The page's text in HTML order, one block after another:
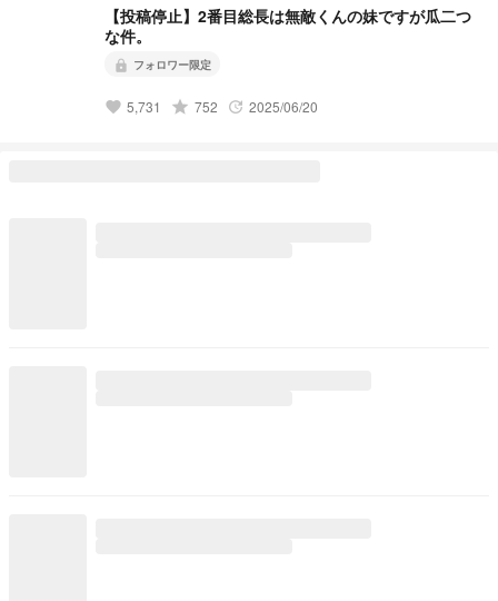
【投稿停止】2番目総長は無敵くんの妹ですが瓜二つ
な件。
lock フォロワー限定
favorite 5,731 grade 752 update 2025/06/20